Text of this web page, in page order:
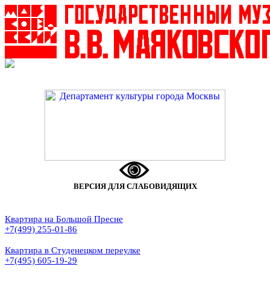
ВЕРСИЯ ДЛЯ СЛАБОВИДЯЩИХ
Квартира на Большой Пресне
+7(499) 255-01-86
Квартира в Студенецком переулке
+7(495) 605-19-29